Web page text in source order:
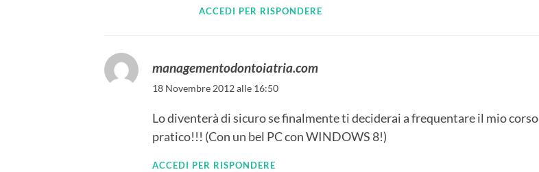
ACCEDI PER RISPONDERE
managementodontoiatria.com
18 Novembre 2012 alle 16:50
Lo diventerà di sicuro se finalmente ti deciderai a frequentare il mio corso
pratico!!! (Con un bel PC con WINDOWS 8!)
ACCEDI PER RISPONDERE